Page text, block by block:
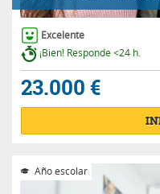
Excelente
¡Bien! Responde <24 h.
23.000 €
Año escolar